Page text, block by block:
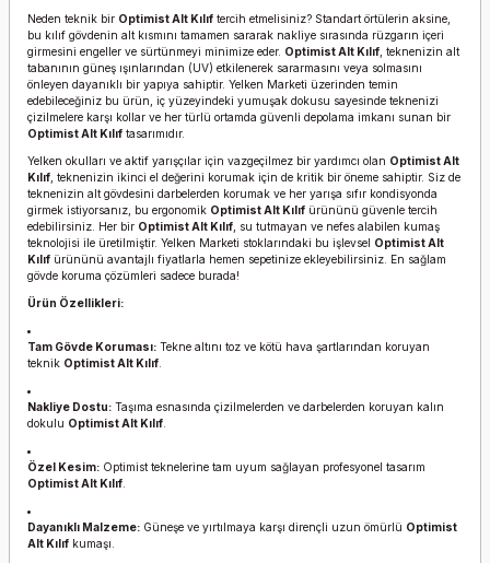
Neden teknik bir Optimist Alt Kılıf tercih etmelisiniz? Standart örtülerin aksine,
bu kılıf gövdenin alt kısmını tamamen sararak nakliye sırasında rüzgarın içeri
girmesini engeller ve sürtünmeyi minimize eder. Optimist Alt Kılıf , teknenizin alt
tabanının güneş ışınlarından (UV) etkilenerek sararmasını veya solmasını
önleyen dayanıklı bir yapıya sahiptir. Yelken Marketi üzerinden temin
edebileceğiniz bu ürün, iç yüzeyindeki yumuşak dokusu sayesinde teknenizi
çizilmelere karşı kollar ve her türlü ortamda güvenli depolama imkanı sunan bir
Optimist Alt Kılıf tasarımıdır.
Yelken okulları ve aktif yarışçılar için vazgeçilmez bir yardımcı olan Optimist Alt
Kılıf , teknenizin ikinci el değerini korumak için de kritik bir öneme sahiptir. Siz de
teknenizin alt gövdesini darbelerden korumak ve her yarışa sıfır kondisyonda
girmek istiyorsanız, bu ergonomik Optimist Alt Kılıf ürününü güvenle tercih
edebilirsiniz. Her bir Optimist Alt Kılıf , su tutmayan ve nefes alabilen kumaş
teknolojisi ile üretilmiştir. Yelken Marketi stoklarındaki bu işlevsel Optimist Alt
Kılıf ürününü avantajlı fiyatlarla hemen sepetinize ekleyebilirsiniz. En sağlam
gövde koruma çözümleri sadece burada!
Ürün Özellikleri:
Tam Gövde Koruması: Tekne altını toz ve kötü hava şartlarından koruyan
teknik Optimist Alt Kılıf
Nakliye Dostu: Taşıma esnasında çizilmelerden ve darbelerden koruyan kalın
dokulu Optimist Alt Kılıf
Özel Kesim: Optimist teknelerine tam uyum sağlayan profesyonel tasarım
Optimist Alt Kılıf
Dayanıklı Malzeme: Güneşe ve yırtılmaya karşı dirençli uzun ömürlü Optimist
Alt Kılıf kumaşı.